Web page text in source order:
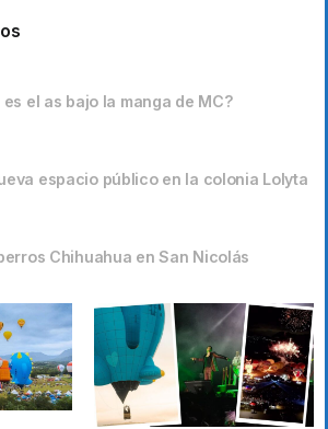
el as bajo la manga de MC?
espacio público en la colonia Lolyta
Chihuahua en San Nicolás